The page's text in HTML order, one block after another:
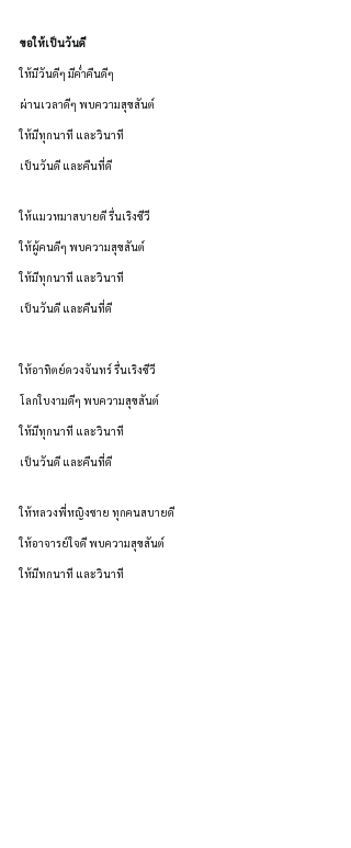
ขอให้เป็นวันดี
ให้มีวันดีๆ มีค่ำคืนดีๆ
ผ่านเวลาดีๆ พบความสุขสันต์
ให้มีทุกนาที และวินาที
เป็นวันดี และคืนที่ดี
ให้แมวหมาสบายดี รื่นเริงชีวี
ให้ผู้คนดีๆ พบความสุขสันต์
ให้มีทุกนาที และวินาที
เป็นวันดี และคืนที่ดี
ให้อาทิตย์ดวงจันทร์ รื่นเริงชีวี
โลกใบงามดีๆ พบความสุขสันต์
ให้มีทุกนาที และวินาที
เป็นวันดี และคืนที่ดี
ให้หลวงพี่หญิงชาย ทุกคนสบายดี
ให้อาจารย์ใจดี พบความสุขสันต์
ให้มีทุกนาที และวินาที